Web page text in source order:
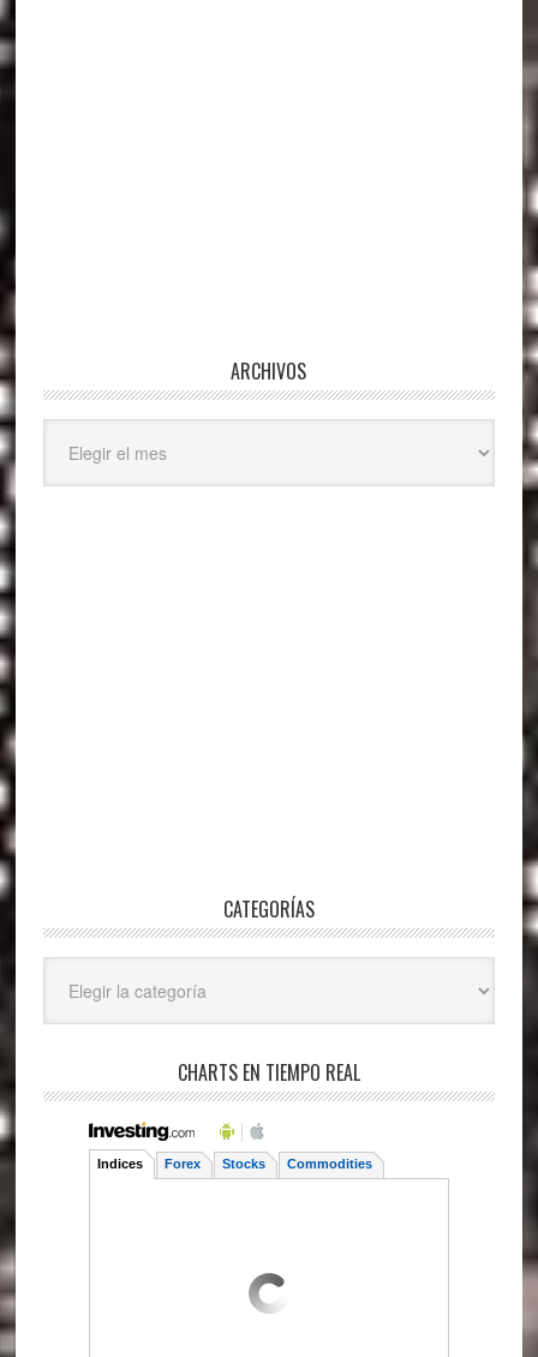
ARCHIVOS
CATEGORÍAS
CHARTS EN TIEMPO REAL